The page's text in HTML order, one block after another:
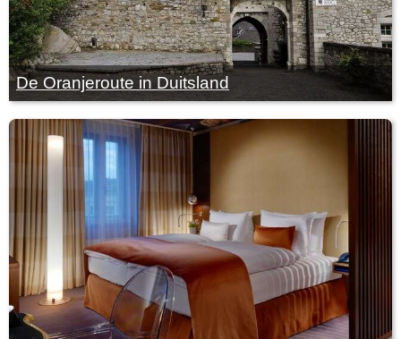
De Oranjeroute in Duitsland